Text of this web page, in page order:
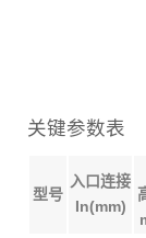
关键参数表
型号
入口连接
In(mm)